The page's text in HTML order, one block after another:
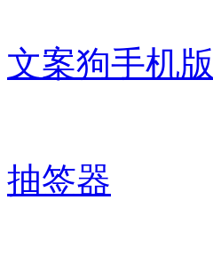
文案狗手机版
抽签器